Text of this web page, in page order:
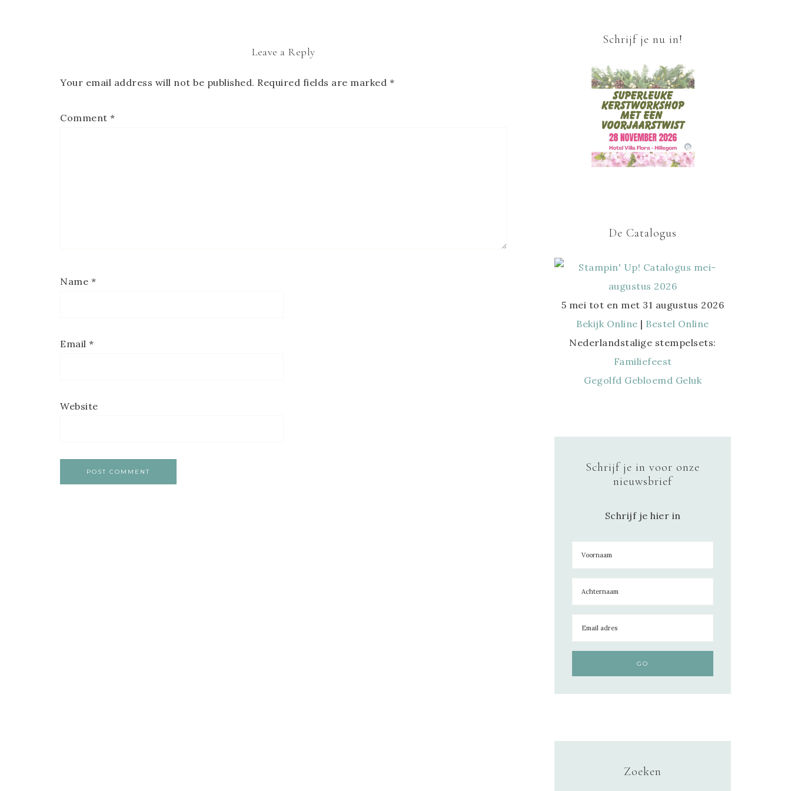
Leave a Reply
Your email address will not be published. Required fields are marked *
Comment *
Name *
Email *
Website
Schrijf je nu in!
De Catalogus
5 mei tot en met 31 augustus 2026
Bekijk Online | Bestel Online
Nederlandstalige stempelsets:
Familiefeest
Gegolfd Gebloemd Geluk
Schrijf je in voor onze
nieuwsbrief
Schrijf je hier in
Zoeken